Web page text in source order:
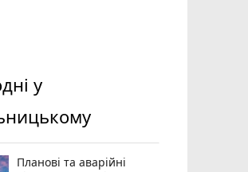
у
Планові та аварійні